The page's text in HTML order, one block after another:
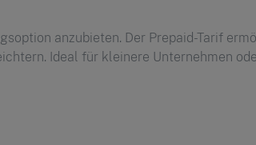
anzubieten. Der Prepaid-Tarif
Ideal für kleinere Unternehmen